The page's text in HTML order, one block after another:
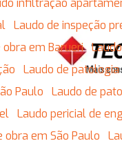
infiltração
Laudo de inspeção
obra em Barueri
Laudo de
Paulo
Laudo de
Laudo pericial de
obra em São Paulo